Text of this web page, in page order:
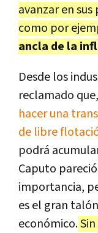
avanzar en
como por
ancla de la
Desde los
reclamado
hacer una
de libre
podrá
Caputo
importancia,
es el gran
económico.